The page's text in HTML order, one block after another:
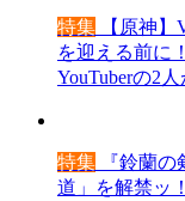
特集 【原神】
を迎える前に
YouTuberの2人
特集 『鈴蘭
道」を解禁ッ